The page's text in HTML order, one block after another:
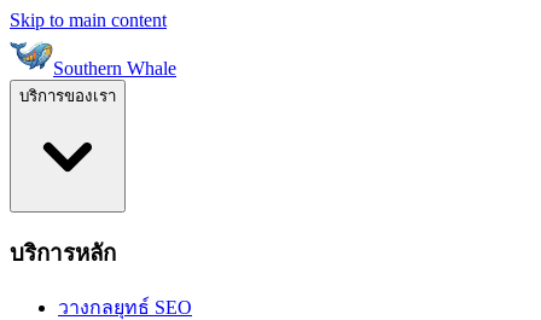
Skip to main content
Southern Whale
บริการของเรา
บริการหลัก
วางกลยุทธ์ SEO